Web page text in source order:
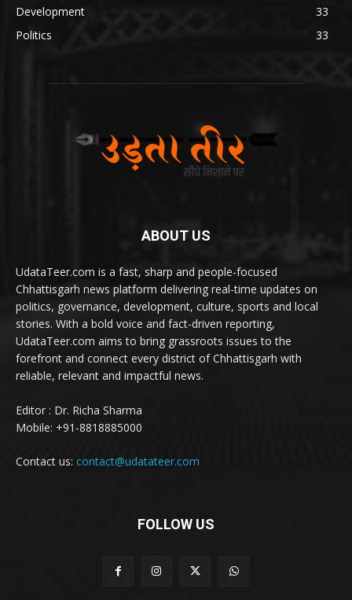
Development
33
Politics
33
ABOUT US
UdataTeer.com is a fast, sharp and people-focused
Chhattisgarh news platform delivering real-time updates on
politics, governance, development, culture, sports and local
stories. With a bold voice and fact-driven reporting,
UdataTeer.com aims to bring grassroots issues to the
forefront and connect every district of Chhattisgarh with
reliable, relevant and impactful news.
Editor : Dr. Richa Sharma
Mobile: +91-8818885000
Contact us: contact@udatateer.com
FOLLOW US